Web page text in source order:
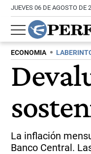
JUEVES 06 DE AGOSTO DE
ECONOMIA
La inflación
Banco Central.